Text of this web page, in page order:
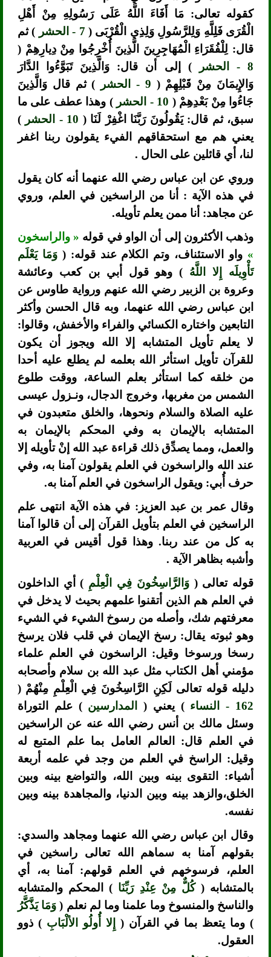
كقوله تعالى: مَا أَفَاءَ اللَّهُ عَلَى رَسُولِهِ مِنْ أَهْلِ
الْقُرَى فَلِلَّهِ وَلِلرَّسُولِ وَلِذِي الْقُرْبَى (7 - الحشر
) ثم
قال: لِلْفُقَرَاءِ الْمُهَاجِرِينَ الَّذِينَ أُخْرِجُوا مِنْ دِيارِهِمْ (
8 - الحشر
) إلى أن قال: وَالَّذِينَ تَبَوَّءُوا الدَّارَ
وَالإِيمَانَ مِنْ قَبْلِهِمْ (
) ثم قال وَالَّذِينَ
جَاءُوا مِنْ بَعْدِهِمْ (
) وهذا عطف على ما
سبق، ثم قال: يَقُولُونَ رَبَّنَا اغْفِرْ لَنَا (
)
يعني هم مع استحقاقهم الفيء يقولون ربنا اغفر
لنا، أي قائلين على الحال .
وروي عن ابن عباس رضي الله عنهما أنه كان يقول
في هذه الآية : أنا من الراسخين في العلم، وروي
عن مجاهد: أنا ممن يعلم تأويله.
وذهب الأكثرون إلى أن الواو في قوله « والراسخون
» واو الاستئناف، وتم الكلام عند قوله: ( وَمَا يَعْلَم
تَأْوِيلَه إِلا اللَّهُ ) وهو قول أبي بن كعب وعائشة
وعروة بن الزبير رضي الله عنهم ورواية طاوس عن
ابن عباس رضي الله عنهما، وبه قال الحسن وأكثر
التابعين واختاره الكسائي والفراء والأخفش، وقالوا:
لا يعلم تأويل المتشابه إلا الله ويجوز أن يكون
للقرآن تأويل استأثر الله بعلمه لم يطلع عليه أحدا
من خلقه كما استأثر بعلم الساعة، ووقت طلوع
الشمس من مغربها، وخروج الدجال، ونـزول عيسى
عليه الصلاة والسلام ونحوها، والخلق متعبدون في
المتشابه بالإيمان به وفي المحكم بالإيمان به
والعمل، ومما يصدِّق ذلك قراءة عبد الله إنْ تأويله إلا
عند الله والراسخون في العلم يقولون آمنا به، وفي
حرف أُبي: ويقول الراسخون في العلم آمنا به.
وقال عمر بن عبد العزيز: في هذه الآية انتهى علم
الراسخين في العلم بتأويل القرآن إلى أن قالوا آمنا
به كل من عند ربنا. وهذا قول أقيس في العربية
وأشبه بظاهر الآية .
قوله تعالى ( وَالرَّاسِخُونَ فِي الْعِلْمِ ) أي الداخلون
في العلم هم الذين أتقنوا علمهم بحيث لا يدخل في
معرفتهم شك، وأصله من رسوخ الشيء في الشيء
وهو ثبوته يقال: رسخ الإيمان في قلب فلان يرسخ
رسخا ورسوخا وقيل: الراسخون في العلم علماء
مؤمني أهل الكتاب مثل عبد الله بن سلام وأصحابه
دليله قوله تعالى لَكِنِ الرَّاسِخُونَ فِي الْعِلْمِ مِنْهُمْ (
162 - النساء
) يعني (المدارسين) علم التوراة
وسئل مالك بن أنس رضي الله عنه عن الراسخين
في العلم قال: العالم العامل بما علم المتبع له
وقيل: الراسخ في العلم من وجد في علمه أربعة
أشياء: التقوى بينه وبين الله، والتواضع بينه وبين
الخلق،والزهد بينه وبين الدنيا، والمجاهدة بينه وبين
نفسه.
وقال ابن عباس رضي الله عنهما ومجاهد والسدي:
بقولهم آمنا به سماهم الله تعالى راسخين في
العلم، فرسوخهم في العلم قولهم: آمنا به، أي
بالمتشابه ( كُلٌّ مِنْ عِنْدِ رَبِّنَا ) المحكم والمتشابه
والناسخ والمنسوخ وما علمنا وما لم نعلم (وَمَا يَذَّكَّرُ
) وما يتعظ بما في القرآن (إِلا أُولُو الألْبَابِ) ذوو
العقول.